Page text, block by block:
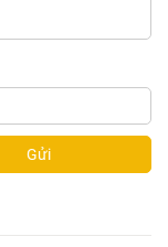
Gửi